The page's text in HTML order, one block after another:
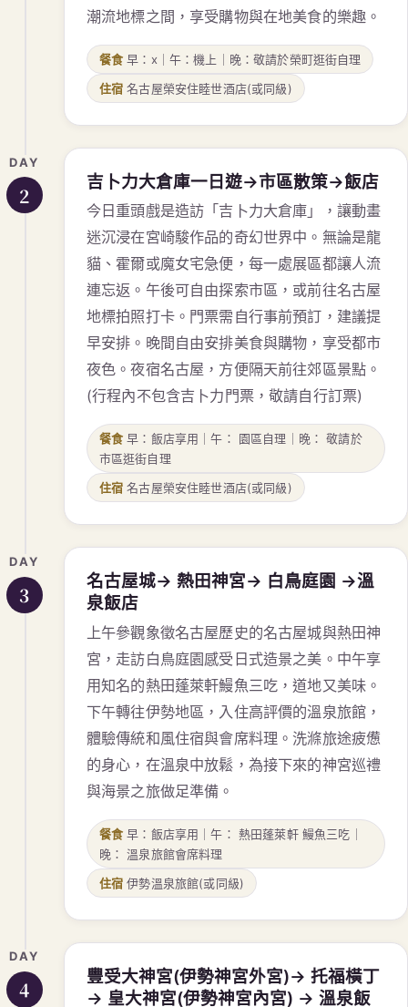
潮流地標之間，享受購物與在地美食的樂趣。
餐食 早：x｜午：機上｜晚：敬請於榮町逛街自理
住宿 名古屋榮安住睦世酒店(或同級)
DAY
2
吉卜力大倉庫一日遊→市區散策→飯店
今日重頭戲是造訪「吉卜力大倉庫」，讓動畫
迷沉浸在宮崎駿作品的奇幻世界中。無論是龍
貓、霍爾或魔女宅急便，每一處展區都讓人流
連忘返。午後可自由探索市區，或前往名古屋
地標拍照打卡。門票需自行事前預訂，建議提
早安排。晚間自由安排美食與購物，享受都市
夜色。夜宿名古屋，方便隔天前往郊區景點。
(行程內不包含吉卜力門票，敬請自行訂票)
餐食 早：飯店享用｜午： 園區自理｜晚： 敬請於
市區逛街自理
住宿 名古屋榮安住睦世酒店(或同級)
DAY
3
名古屋城→ 熱田神宮→ 白鳥庭園 →溫
泉飯店
上午參觀象徵名古屋歷史的名古屋城與熱田神
宮，走訪白鳥庭園感受日式造景之美。中午享
用知名的熱田蓬萊軒鰻魚三吃，道地又美味。
下午轉往伊勢地區，入住高評價的溫泉旅館，
體驗傳統和風住宿與會席料理。洗滌旅途疲憊
的身心，在溫泉中放鬆，為接下來的神宮巡禮
與海景之旅做足準備。
餐食 早：飯店享用｜午： 熱田蓬萊軒 鰻魚三吃｜
晚： 溫泉旅館會席料理
住宿 伊勢溫泉旅館(或同級)
DAY
4
豐受⼤神宮(伊勢神宮外宮)→ 托福橫丁
→ 皇大神宮(伊勢神宮內宮) → 溫泉飯